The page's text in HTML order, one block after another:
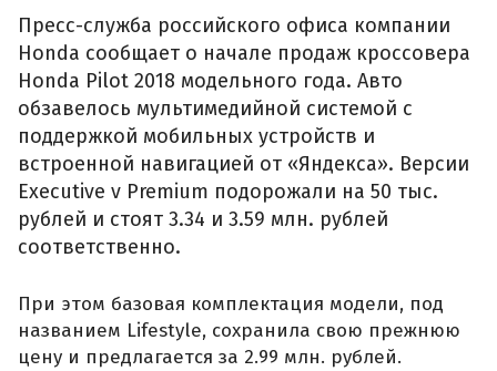
Пресс-служба российского офиса компании
Honda сообщает о начале продаж кроссовера
Honda Pilot 2018 модельного года. Авто
обзавелось мультимедийной системой с
поддержкой мобильных устройств и
встроенной навигацией от «Яндекса». Версии
Executive v Premium подорожали на 50 тыс.
рублей и стоят 3.34 и 3.59 млн. рублей
соответственно.
При этом базовая комплектация модели, под
названием Lifestyle, сохранила свою прежнюю
цену и предлагается за 2.99 млн. рублей.